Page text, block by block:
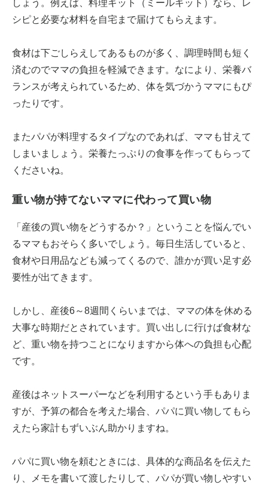
しょう。例えば、料理キット（ミールキット）なら、レ
シピと必要な材料を自宅まで届けてもらえます。
食材は下ごしらえしてあるものが多く、調理時間も短く
済むのでママの負担を軽減できます。なにより、栄養バ
ランスが考えられているため、体を気づかうママにもぴ
ったりです。
またパパが料理するタイプなのであれば、ママも甘えて
しまいましょう。栄養たっぷりの食事を作ってもらって
くださいね。
重い物が持てないママに代わって買い物
「産後の買い物をどうするか？」ということを悩んでい
るママもおそらく多いでしょう。毎日生活していると、
食材や日用品なども減ってくるので、誰かが買い足す必
要性が出てきます。
しかし、産後6～8週間くらいまでは、ママの体を休める
大事な時期だとされています。買い出しに行けば食材な
ど、重い物を持つことになりますから体への負担も心配
です。
産後はネットスーパーなどを利用するという手もありま
すが、予算の都合を考えた場合、パパに買い物してもら
えたら家計もずいぶん助かりますね。
パパに買い物を頼むときには、具体的な商品名を伝えた
り、メモを書いて渡したりして、パパが買い物しやすい